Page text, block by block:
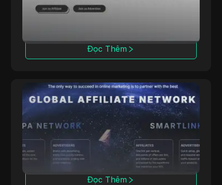
Đọc Thêm
ClickDealer
ClickDealer nâng cao lợi tức đầu tư (ROI) của
các chiến dịch thông qua nhiều lĩnh vực, bao
gồm thương mại điện tử và sức khỏe.
Đọc Thêm